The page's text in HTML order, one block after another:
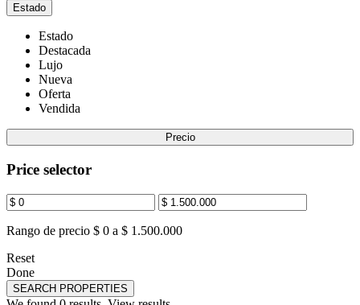
Estado
Estado
Destacada
Lujo
Nueva
Oferta
Vendida
Precio
Price selector
Rango de precio $ 0 a $ 1.500.000
Reset
Done
SEARCH PROPERTIES